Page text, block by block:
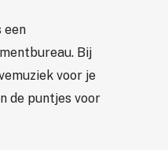
een
Bij
voor je
de puntjes voor